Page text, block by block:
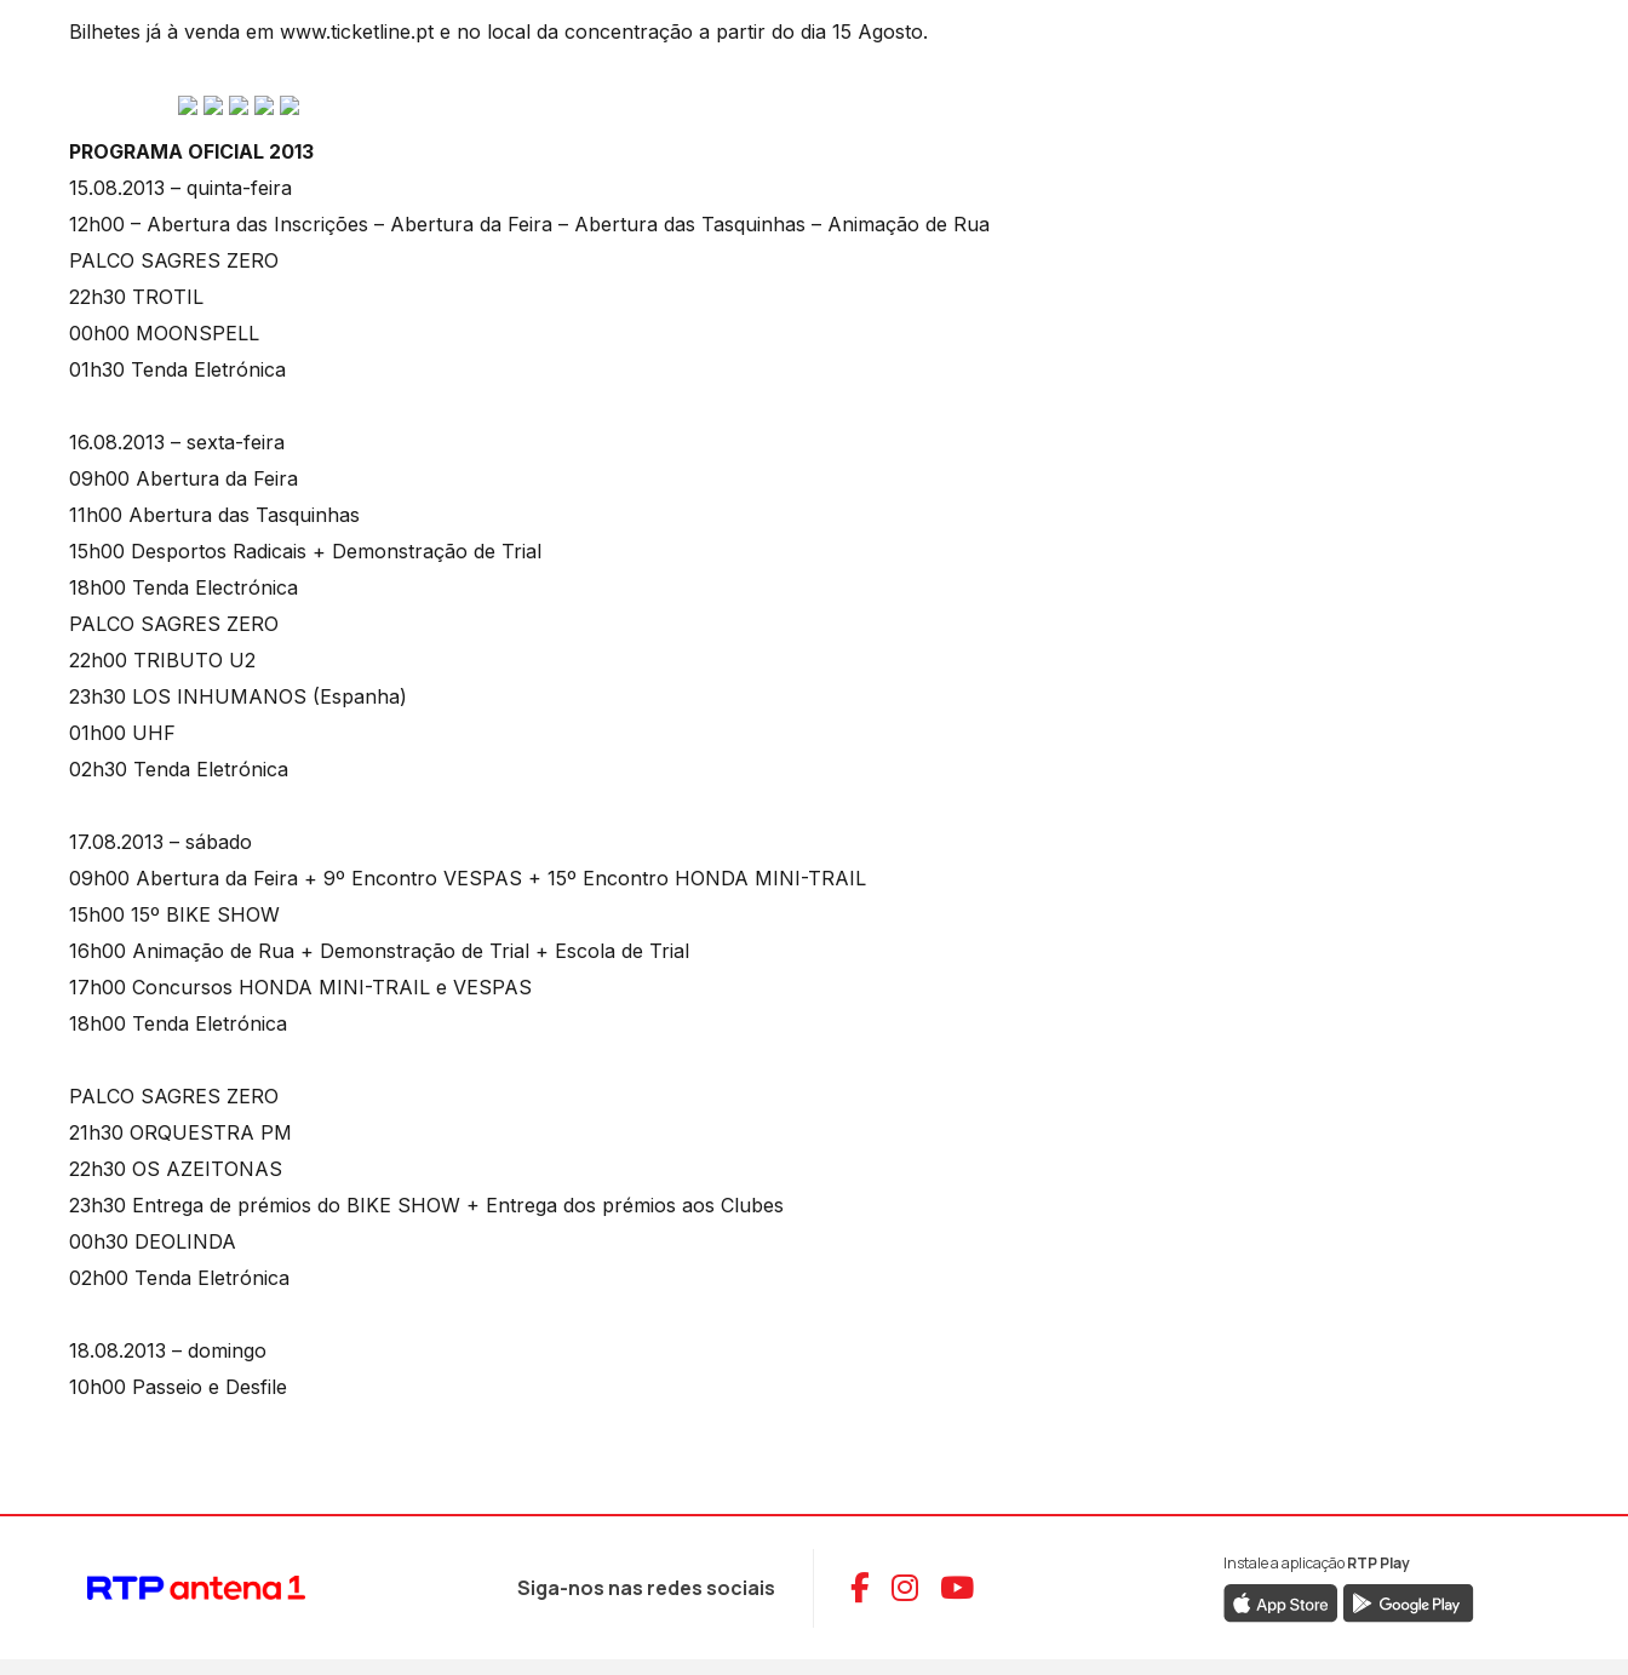
Bilhetes já à venda em www.ticketline.pt e no local da concentração a partir do dia 15 Agosto.
PROGRAMA OFICIAL 2013
15.08.2013 – quinta-feira
12h00 – Abertura das Inscrições – Abertura da Feira – Abertura das Tasquinhas – Animação de Rua
PALCO SAGRES ZERO
22h30 TROTIL
00h00 MOONSPELL
01h30 Tenda Eletrónica
16.08.2013 – sexta-feira
09h00 Abertura da Feira
11h00 Abertura das Tasquinhas
15h00 Desportos Radicais + Demonstração de Trial
18h00 Tenda Electrónica
PALCO SAGRES ZERO
22h00 TRIBUTO U2
23h30 LOS INHUMANOS (Espanha)
01h00 UHF
02h30 Tenda Eletrónica
17.08.2013 – sábado
09h00 Abertura da Feira + 9º Encontro VESPAS + 15º Encontro HONDA MINI-TRAIL
15h00 15º BIKE SHOW
16h00 Animação de Rua + Demonstração de Trial + Escola de Trial
17h00 Concursos HONDA MINI-TRAIL e VESPAS
18h00 Tenda Eletrónica
PALCO SAGRES ZERO
21h30 ORQUESTRA PM
22h30 OS AZEITONAS
23h30 Entrega de prémios do BIKE SHOW + Entrega dos prémios aos Clubes
00h30 DEOLINDA
02h00 Tenda Eletrónica
18.08.2013 – domingo
10h00 Passeio e Desfile
Siga-nos nas redes sociais Aceder ao Facebook da RTP Antena 1
Aceder ao Instagram da RTP Antena 1
Aceder ao YouTube da RTP Antena 1
Instale a aplicaçãoRTP Play